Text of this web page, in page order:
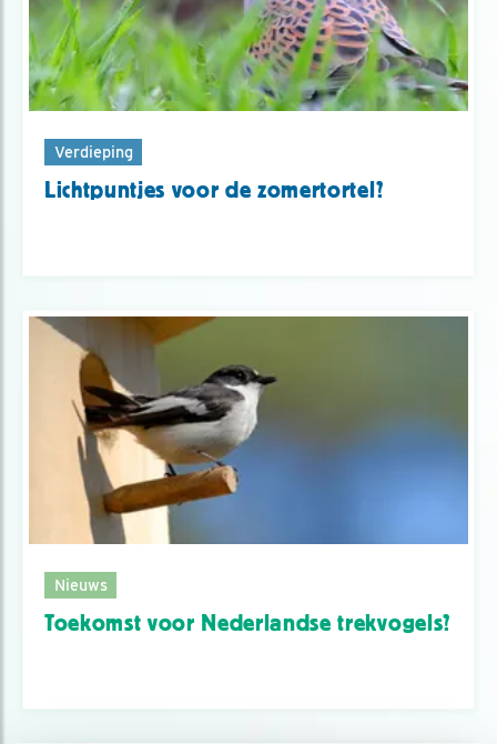
Verdieping
Lichtpuntjes voor de zomertortel?
Nieuws
Toekomst voor Nederlandse trekvogels?